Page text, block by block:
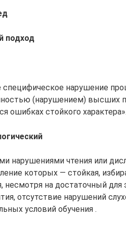
подход
специфическое нарушение
(нарушением) высших
ошибках стойкого характера».
нарушениями чтения или
которых — стойкая,
несмотря на достаточный для
отсутствие нарушений
условий обучения .